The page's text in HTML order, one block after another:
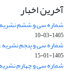
آخرین اخبار
شماره سی و ششم
1405-03-10
شماره سی و پنجم
1405-01-15
شماره سی و چهارم